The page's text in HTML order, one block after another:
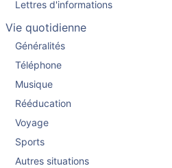
Lettres d'informations
Vie quotidienne
Généralités
Téléphone
Musique
Rééducation
Voyage
Sports
Autres situations